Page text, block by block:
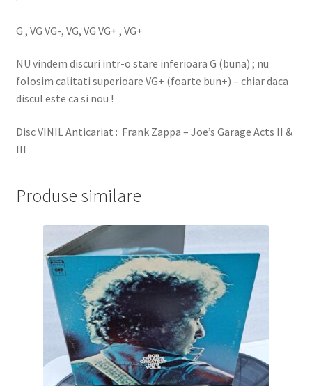
G , VG VG-, VG, VG VG+ , VG+
NU vindem discuri intr-o stare inferioara G (buna) ; nu
folosim calitati superioare VG+ (foarte bun+) – chiar daca
discul este ca si nou !
Disc VINIL Anticariat : Frank Zappa – Joe’s Garage Acts II &
III
Produse similare